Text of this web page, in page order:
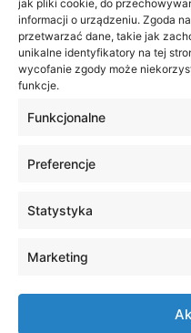
jak pliki cookie, do
informacji o urządzeniu. Zgoda
przetwarzać dane, takie jak
unikalne identyfikatory na tej
wycofanie zgody może
funkcje.
Funkcjonalne
Preferencje
Statystyka
Marketing
ul.
4